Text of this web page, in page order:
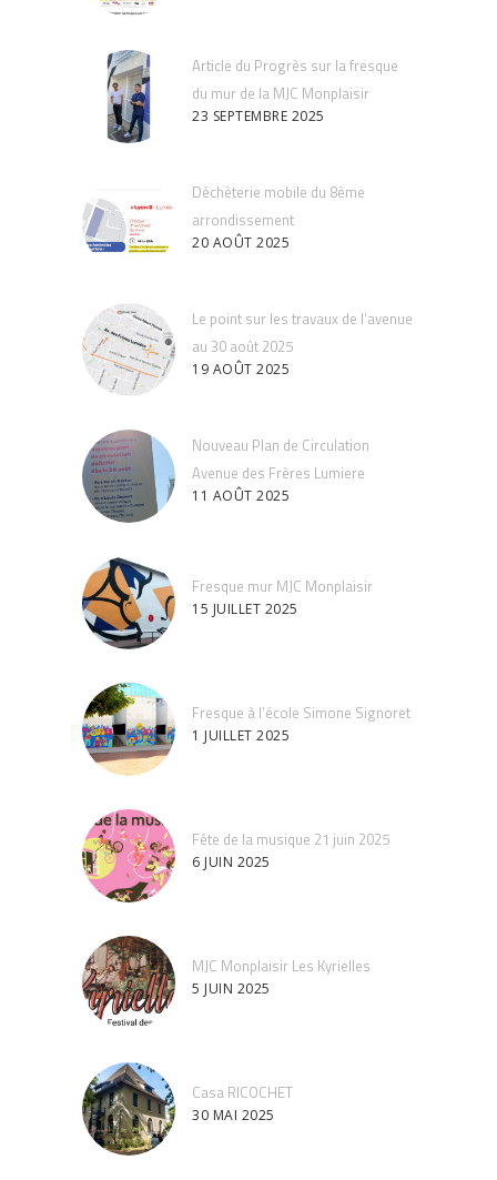
Article du Progrès sur la fresque
du mur de la MJC Monplaisir
23 SEPTEMBRE 2025
Déchèterie mobile du 8ème
arrondissement
20 AOÛT 2025
Le point sur les travaux de l’avenue
au 30 août 2025
19 AOÛT 2025
Nouveau Plan de Circulation
Avenue des Frères Lumiere
11 AOÛT 2025
Fresque mur MJC Monplaisir
15 JUILLET 2025
Fresque à l’école Simone Signoret
1 JUILLET 2025
Fête de la musique 21 juin 2025
6 JUIN 2025
MJC Monplaisir Les Kyrielles
5 JUIN 2025
Casa RICOCHET
30 MAI 2025